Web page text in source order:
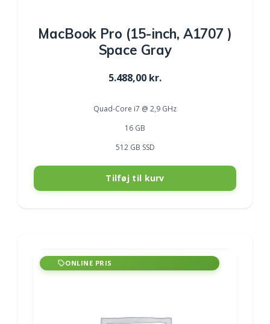
MacBook Pro (15-inch, A1707 )
Space Gray
5.488,00 kr.
Quad-Core i7 @ 2,9 GHz
16 GB
512 GB SSD
Tilføj til kurv
ONLINE PRIS